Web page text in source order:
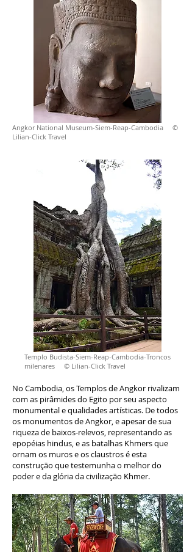
Angkor National Museum-Siem-Reap-Cambodia ©
Lilian-Click Travel
Templo Budista-Siem-Reap-Cambodia-Troncos
milenares © Lilian-Click Travel
No Cambodia, os Templos de Angkor rivalizam
com as pirâmides do Egito por seu aspecto
monumental e qualidades artísticas. De todos
os monumentos de Angkor, e apesar de sua
riqueza de baixos-relevos, representando as
epopéias hindus, e as batalhas Khmers que
ornam os muros e os claustros é esta
construção que testemunha o melhor do
poder e da glória da civilização Khmer.